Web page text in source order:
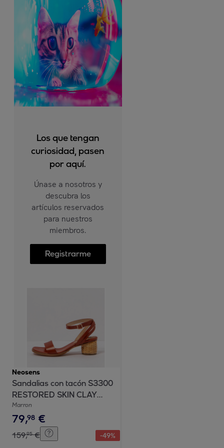
Los que tengan
curiosidad, pasen
por aquí.
Únase a nosotros y
descubra los
artículos reservados
para nuestros
miembros.
Registrarme
Neosens
Sandalias con tacón S3300
RESTORED SKIN CLAY
/MALVASIA color Clay
Marron
79,98 €
159,95 € -49%